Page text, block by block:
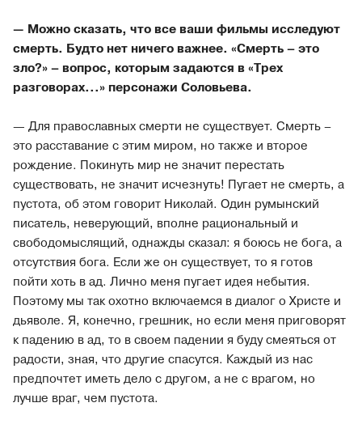
— Можно сказать, что все ваши фильмы исследуют
смерть. Будто нет ничего важнее. «Смерть – это
зло?» – вопрос, которым задаются в «Трех
разговорах...» персонажи Соловьева.
— Для православных смерти не существует. Смерть –
это расставание с этим миром, но также и второе
рождение. Покинуть мир не значит перестать
существовать, не значит исчезнуть! Пугает не смерть, а
пустота, об этом говорит Николай. Один румынский
писатель, неверующий, вполне рациональный и
свободомыслящий, однажды сказал: я боюсь не бога, а
отсутствия бога. Если же он существует, то я готов
пойти хоть в ад. Лично меня пугает идея небытия.
Поэтому мы так охотно включаемся в диалог о Христе и
дьяволе. Я, конечно, грешник, но если меня приговорят
к падению в ад, то в своем падении я буду смеяться от
радости, зная, что другие спасутся. Каждый из нас
предпочтет иметь дело с другом, а не с врагом, но
лучше враг, чем пустота.